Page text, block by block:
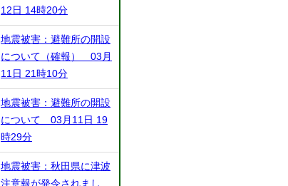
12日 14時20分
地震被害：避難所の開設
について（確報） 03月
11日 21時10分
地震被害：避難所の開設
について 03月11日 19
時29分
地震被害：秋田県に津波
注意報が発令されまし